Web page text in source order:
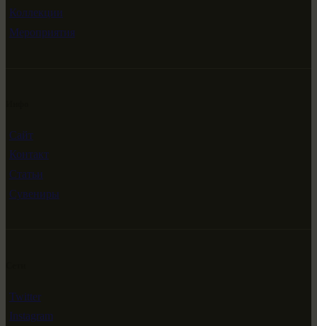
Коллекции
Мероприятия
Сайт
Контакт
Статьи
Сувениры
Twitter
Instagram